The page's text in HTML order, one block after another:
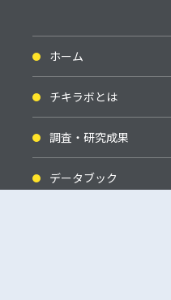
ホーム
チキラボとは
調査・研究成果
データブック